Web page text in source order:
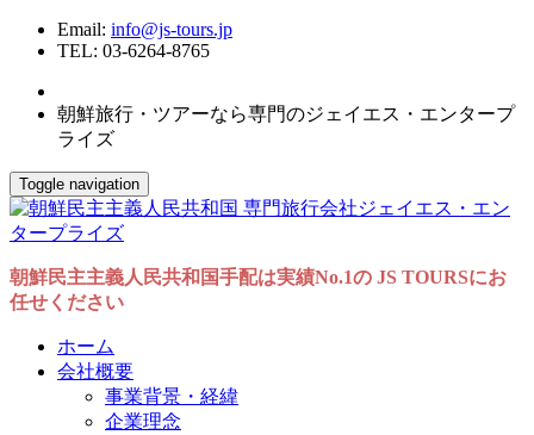
Email: info@js-tours.jp
TEL: 03-6264-8765
朝鮮旅行・ツアーなら専門のジェイエス・エンタープ
ライズ
Toggle navigation
朝鮮民主主義人民共和国手配は実績No.1の JS TOURSにお
任せください
ホーム
会社概要
事業背景・経緯
企業理念